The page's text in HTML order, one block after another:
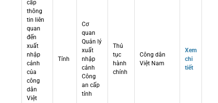
cấp
thông
tin liên
quan
đến
xuất
nhập
cảnh
của
công
dân
Việt
Tỉnh
Cơ
quan
Quản lý
xuất
nhập
cảnh
Công
an cấp
tỉnh
Thủ
tục
hành
chính
Công dân
Việt Nam
Xem
chi
tiết